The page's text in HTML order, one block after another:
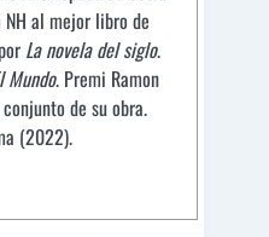
NH al mejor libro de
La novela del siglo.
Mundo. Premi Ramon
de su obra.
(2022).